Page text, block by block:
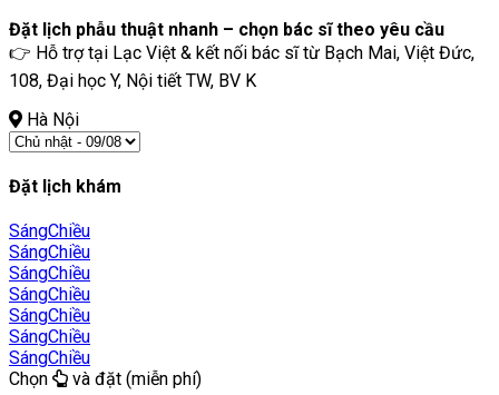
Đặt lịch phẫu thuật nhanh – chọn bác sĩ theo yêu cầu
👉 Hỗ trợ tại Lạc Việt & kết nối bác sĩ từ Bạch Mai, Việt Đức,
108, Đại học Y, Nội tiết TW, BV K
Hà Nội
Đặt lịch khám
SángChiều
SángChiều
SángChiều
SángChiều
SángChiều
SángChiều
SángChiều
Chọn
và đặt (miễn phí)